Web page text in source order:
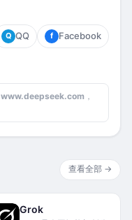
Q QQ f Facebook
www.deepseek.com ，
查看全部 →
Grok